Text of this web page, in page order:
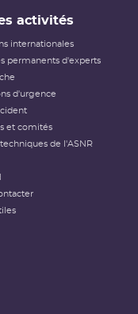
activités
internationales
permanents d'experts
d'urgence
et comités
de l'ASNR